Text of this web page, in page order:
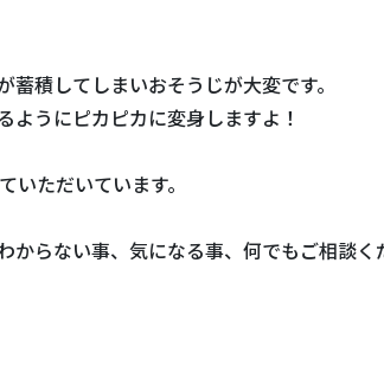
積してしまいおそうじが大変です。
うにピカピカに変身しますよ！
ただいています。
らない事、気になる事、何でもご相談く